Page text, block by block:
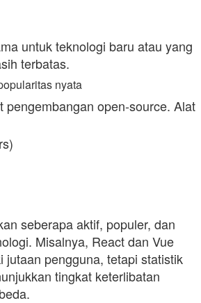
untuk teknologi baru atau yang
terbatas.
nyata
pengembangan open‑source. Alat
seberapa aktif, populer, dan
Misalnya, React dan Vue
jutaan pengguna, tetapi statistik
tingkat keterlibatan